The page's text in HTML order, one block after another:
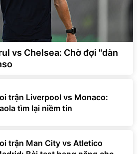
vs Chelsea: Chờ đợi "dàn
trận Liverpool vs Monaco:
tìm lại niềm tin
trận Man City vs Atletico